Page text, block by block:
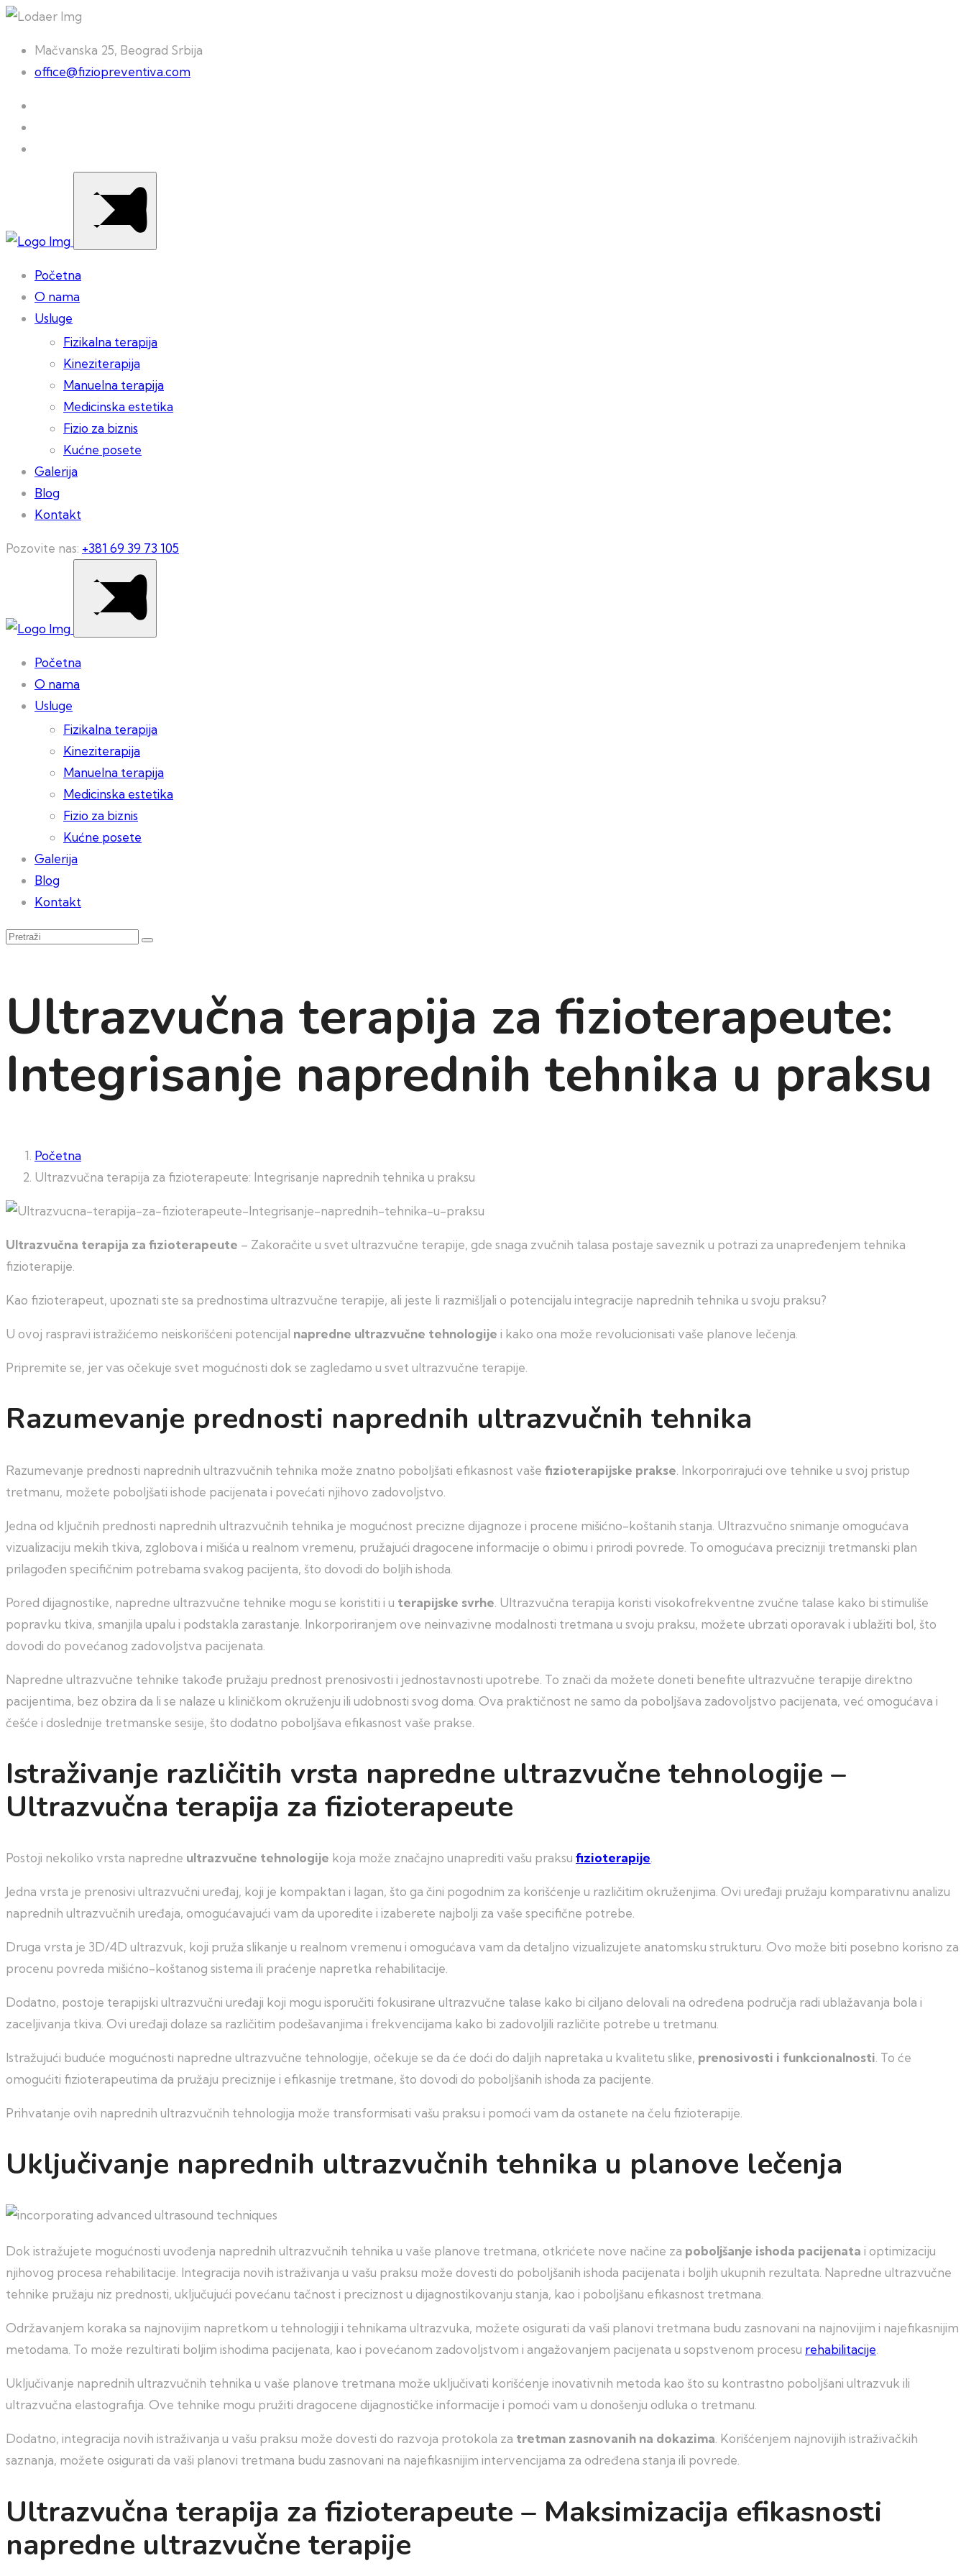
Mačvanska 25, Beograd Srbija
office@fiziopreventiva.com
Početna
O nama
Usluge
Fizikalna terapija
Kineziterapija
Manuelna terapija
Medicinska estetika
Fizio za biznis
Kućne posete
Galerija
Blog
Kontakt
Pozovite nas: +381 69 39 73 105
Početna
O nama
Usluge
Fizikalna terapija
Kineziterapija
Manuelna terapija
Medicinska estetika
Fizio za biznis
Kućne posete
Galerija
Blog
Kontakt
Ultrazvučna terapija za fizioterapeute:
Integrisanje naprednih tehnika u praksu
Početna
Ultrazvučna terapija za fizioterapeute: Integrisanje naprednih tehnika u praksu
Ultrazvučna terapija za fizioterapeute – Zakoračite u svet ultrazvučne terapije, gde snaga zvučnih talasa postaje saveznik u potrazi za unapređenjem tehnika
fizioterapije.
Kao fizioterapeut, upoznati ste sa prednostima ultrazvučne terapije, ali jeste li razmišljali o potencijalu integracije naprednih tehnika u svoju praksu?
U ovoj raspravi istražićemo neiskorišćeni potencijal napredne ultrazvučne tehnologije i kako ona može revolucionisati vaše planove lečenja.
Pripremite se, jer vas očekuje svet mogućnosti dok se zagledamo u svet ultrazvučne terapije.
Razumevanje prednosti naprednih ultrazvučnih tehnika
Razumevanje prednosti naprednih ultrazvučnih tehnika može znatno poboljšati efikasnost vaše fizioterapijske prakse . Inkorporirajući ove tehnike u svoj pristup
tretmanu, možete poboljšati ishode pacijenata i povećati njihovo zadovoljstvo.
Jedna od ključnih prednosti naprednih ultrazvučnih tehnika je mogućnost precizne dijagnoze i procene mišićno-koštanih stanja. Ultrazvučno snimanje omogućava
vizualizaciju mekih tkiva, zglobova i mišića u realnom vremenu, pružajući dragocene informacije o obimu i prirodi povrede. To omogućava precizniji tretmanski plan
prilagođen specifičnim potrebama svakog pacijenta, što dovodi do boljih ishoda.
Pored dijagnostike, napredne ultrazvučne tehnike mogu se koristiti i u terapijske svrhe . Ultrazvučna terapija koristi visokofrekventne zvučne talase kako bi stimuliše
popravku tkiva, smanjila upalu i podstakla zarastanje. Inkorporiranjem ove neinvazivne modalnosti tretmana u svoju praksu, možete ubrzati oporavak i ublažiti bol, što
dovodi do povećanog zadovoljstva pacijenata.
Napredne ultrazvučne tehnike takođe pružaju prednost prenosivosti i jednostavnosti upotrebe. To znači da možete doneti benefite ultrazvučne terapije direktno
pacijentima, bez obzira da li se nalaze u kliničkom okruženju ili udobnosti svog doma. Ova praktičnost ne samo da poboljšava zadovoljstvo pacijenata, već omogućava i
češće i doslednije tretmanske sesije, što dodatno poboljšava efikasnost vaše prakse.
Istraživanje različitih vrsta napredne ultrazvučne tehnologije –
Ultrazvučna terapija za fizioterapeute
Postoji nekoliko vrsta napredne ultrazvučne tehnologije koja može značajno unaprediti vašu praksu fizioterapije
Jedna vrsta je prenosivi ultrazvučni uređaj, koji je kompaktan i lagan, što ga čini pogodnim za korišćenje u različitim okruženjima. Ovi uređaji pružaju komparativnu analizu
naprednih ultrazvučnih uređaja, omogućavajući vam da uporedite i izaberete najbolji za vaše specifične potrebe.
Druga vrsta je 3D/4D ultrazvuk, koji pruža slikanje u realnom vremenu i omogućava vam da detaljno vizualizujete anatomsku strukturu. Ovo može biti posebno korisno za
procenu povreda mišićno-koštanog sistema ili praćenje napretka rehabilitacije.
Dodatno, postoje terapijski ultrazvučni uređaji koji mogu isporučiti fokusirane ultrazvučne talase kako bi ciljano delovali na određena područja radi ublažavanja bola i
zaceljivanja tkiva. Ovi uređaji dolaze sa različitim podešavanjima i frekvencijama kako bi zadovoljili različite potrebe u tretmanu.
Istražujući buduće mogućnosti napredne ultrazvučne tehnologije, očekuje se da će doći do daljih napretaka u kvalitetu slike, prenosivosti i funkcionalnosti . To će
omogućiti fizioterapeutima da pružaju preciznije i efikasnije tretmane, što dovodi do poboljšanih ishoda za pacijente.
Prihvatanje ovih naprednih ultrazvučnih tehnologija može transformisati vašu praksu i pomoći vam da ostanete na čelu fizioterapije.
Uključivanje naprednih ultrazvučnih tehnika u planove lečenja
Dok istražujete mogućnosti uvođenja naprednih ultrazvučnih tehnika u vaše planove tretmana, otkrićete nove načine za poboljšanje ishoda pacijenata i optimizaciju
njihovog procesa rehabilitacije. Integracija novih istraživanja u vašu praksu može dovesti do poboljšanih ishoda pacijenata i boljih ukupnih rezultata. Napredne ultrazvučne
tehnike pružaju niz prednosti, uključujući povećanu tačnost i preciznost u dijagnostikovanju stanja, kao i poboljšanu efikasnost tretmana.
Održavanjem koraka sa najnovijim napretkom u tehnologiji i tehnikama ultrazvuka, možete osigurati da vaši planovi tretmana budu zasnovani na najnovijim i najefikasnijim
metodama. To može rezultirati boljim ishodima pacijenata, kao i povećanom zadovoljstvom i angažovanjem pacijenata u sopstvenom procesu rehabilitacije.
Uključivanje naprednih ultrazvučnih tehnika u vaše planove tretmana može uključivati korišćenje inovativnih metoda kao što su kontrastno poboljšani ultrazvuk ili
ultrazvučna elastografija. Ove tehnike mogu pružiti dragocene dijagnostičke informacije i pomoći vam u donošenju odluka o tretmanu.
Dodatno, integracija novih istraživanja u vašu praksu može dovesti do razvoja protokola za tretman zasnovanih na dokazima. Korišćenjem najnovijih istraživačkih
saznanja, možete osigurati da vaši planovi tretmana budu zasnovani na najefikasnijim intervencijama za određena stanja ili povrede.
Ultrazvučna terapija za fizioterapeute – Maksimizacija efikasnosti
napredne ultrazvučne terapije